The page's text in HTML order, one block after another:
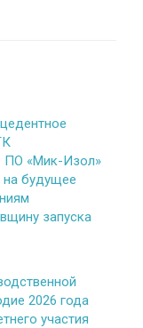
ПО «Мик-Изол»
на будущее
запуска
2026 года
участия